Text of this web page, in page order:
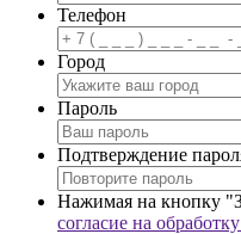
Телефон
Город
Пароль
Подтверждение
Нажимая на кнопку
согласие на